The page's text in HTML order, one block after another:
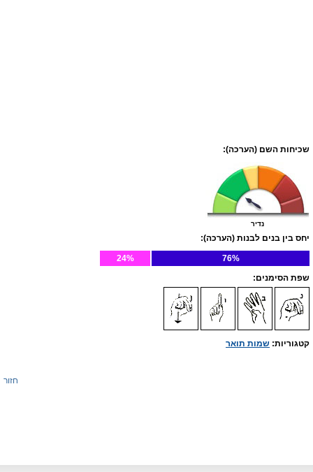
שכיחות השם (הערכה):
נדיר
יחס בין בנים לבנות (הערכה):
76%
24%
שפת הסימנים:
קטגוריות: שמות תואר
חזור